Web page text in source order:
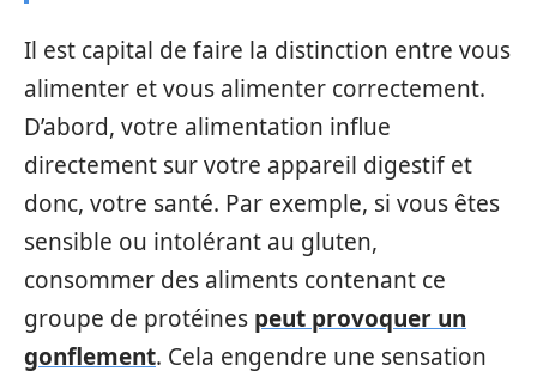
Il est capital de faire la distinction entre vous
alimenter et vous alimenter correctement.
D’abord, votre alimentation influe
directement sur votre appareil digestif et
donc, votre santé. Par exemple, si vous êtes
sensible ou intolérant au gluten,
consommer des aliments contenant ce
groupe de protéines peut provoquer un
gonflement. Cela engendre une sensation